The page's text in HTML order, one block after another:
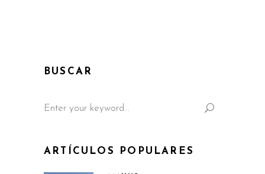
BUSCAR
for:
ARTÍCULOS POPULARES